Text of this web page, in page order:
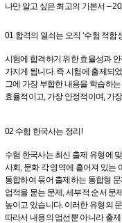
나만 알고 싶은 최고의 기본서 –
01 합격의 열쇠는 오직 ‘수험 적합
시험에 합격하기 위한 효율성과
가지게 됩니다. 즉 시험에 출제되
그에 가장 부합한 내용을 학습하
효율적이고, 가장 안정적이며, 가
02 수험 한국사는 정리!
수험 한국사는 최신 출제 유형에
사회, 문화 각 영역에 흩어져 있는
통합하여 묶어 출제하는 통합형
업적을 묻는 문제, 세부적 순서 문
높이고 있습니다. 이러한 유형의
따라서 내용의 엄선뿐 아니라 출